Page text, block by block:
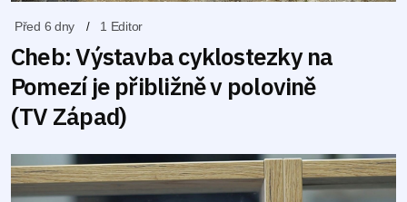
Před 6 dny 1 Editor
Cheb: Výstavba cyklostezky na
Pomezí je přibližně v polovině
(TV Západ)